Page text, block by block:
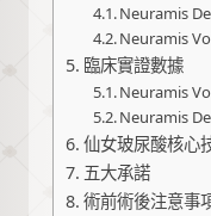
Neuramis
Neuramis
臨床實證數據
Neuramis
Neuramis
仙女玻尿酸核心
五大承諾
術前術後注意事